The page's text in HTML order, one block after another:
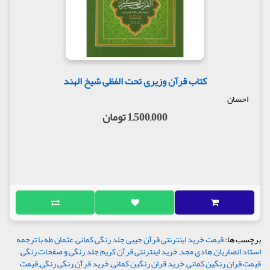
کتاب قرآن وزیری تحت الفظی شیخ الهند
احسان
1,500,000 تومان
برچسب ها:قیمت خرید اینترنتی قرآن جیبی جلد رنگی کمانی,عثمان طه با ترجمه
استاد انصاریان,هادی مجد,خرید اینترنتی قرآن کریم جلد رنگی و صفحات رنگی,
قیمت قران رنگین کمانی,خرید قران رنگین کمانی,خرید قرآن رنگی رنگی,قیمت